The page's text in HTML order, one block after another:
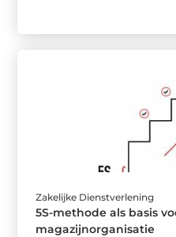
Zakelijke Dienstverlening
5S-methode als basis
magazijnorganisatie